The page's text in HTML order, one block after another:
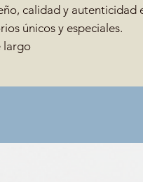
calidad y autenticidad
únicos y especiales.
largo